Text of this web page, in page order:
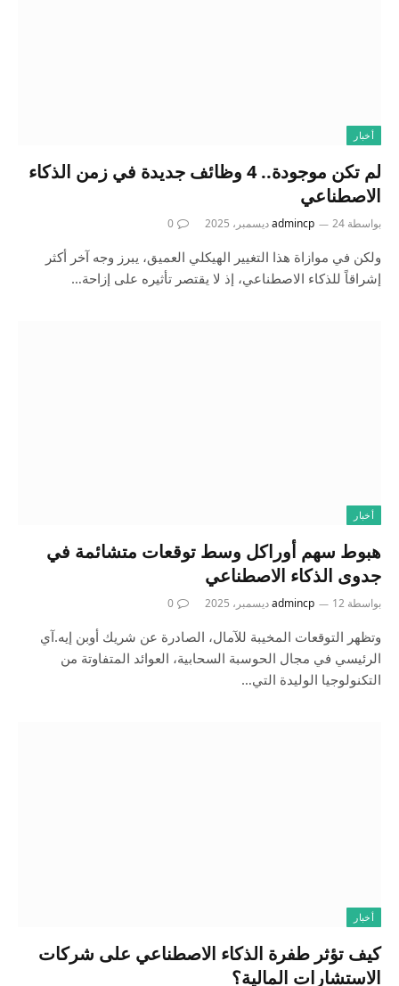
أخبار
لم تكن موجودة.. 4 وظائف جديدة في زمن الذكاء
الاصطناعي
بواسطة admincp 24 ديسمبر، 2025 0
ولكن في موازاة هذا التغيير الهيكلي العميق، يبرز وجه آخر أكثر
إشراقاً للذكاء الاصطناعي، إذ لا يقتصر تأثيره على إزاحة…
أخبار
هبوط سهم أوراكل وسط توقعات متشائمة في
جدوى الذكاء الاصطناعي
بواسطة admincp 12 ديسمبر، 2025 0
وتظهر التوقعات المخيبة للآمال، الصادرة عن شريك أوبن إيه.آي
الرئيسي في مجال الحوسبة السحابية، العوائد المتفاوتة من
التكنولوجيا الوليدة التي…
أخبار
كيف تؤثر طفرة الذكاء الاصطناعي على شركات
الاستشارات المالية؟